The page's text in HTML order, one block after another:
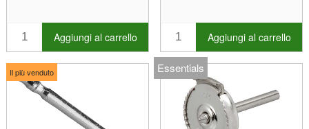
Aggiungi al carrello Aggiungi al carrello
Il più venduto Essentials